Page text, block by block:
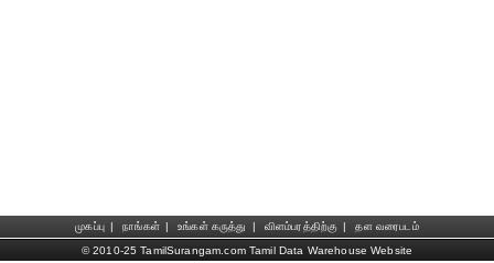
முகப்பு | நாங்கள் | உங்கள் கருத்து | விளம்பரத்திற்கு |
தள வரைபடம்
© 2010-25 TamilSurangam.com Tamil Data Warehouse Website